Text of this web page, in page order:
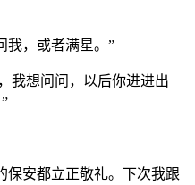
我，或者满星。”
我想问问，以后你进进出
保安都立正敬礼。下次我跟